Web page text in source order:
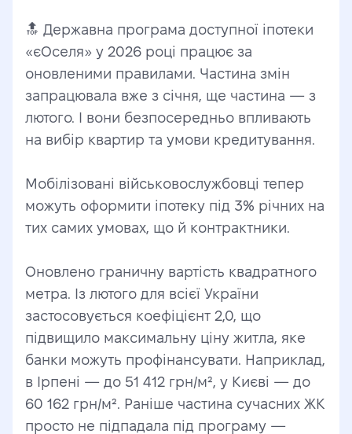
🔝 Державна програма доступної іпотеки
«єОселя» у 2026 році працює за
оновленими правилами. Частина змін
запрацювала вже з січня, ще частина — з
лютого. І вони безпосередньо впливають
на вибір квартир та умови кредитування.
Мобілізовані військовослужбовці тепер
можуть оформити іпотеку під 3% річних на
тих самих умовах, що й контрактники.
Оновлено граничну вартість квадратного
метра. Із лютого для всієї України
застосовується коефіцієнт 2,0, що
підвищило максимальну ціну житла, яке
банки можуть профінансувати. Наприклад,
в Ірпені — до 51 412 грн/м², у Києві — до
60 162 грн/м². Раніше частина сучасних ЖК
просто не підпадала під програму —